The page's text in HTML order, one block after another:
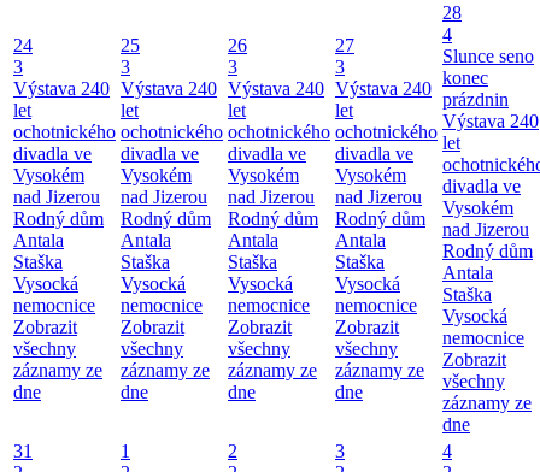
24
3
Výstava 240
let
ochotnického
divadla ve
Vysokém
nad Jizerou
Rodný dům
Antala
Staška
Vysocká
nemocnice
Zobrazit
všechny
záznamy ze
dne
25
3
Výstava 240
let
ochotnického
divadla ve
Vysokém
nad Jizerou
Rodný dům
Antala
Staška
Vysocká
nemocnice
Zobrazit
všechny
záznamy ze
dne
26
3
Výstava 240
let
ochotnického
divadla ve
Vysokém
nad Jizerou
Rodný dům
Antala
Staška
Vysocká
nemocnice
Zobrazit
všechny
záznamy ze
dne
27
3
Výstava 240
let
ochotnického
divadla ve
Vysokém
nad Jizerou
Rodný dům
Antala
Staška
Vysocká
nemocnice
Zobrazit
všechny
záznamy ze
dne
28
4
Slunce seno
konec
prázdnin
Výstava 240
let
divadla ve
Vysokém
nad Jizerou
Rodný dům
Antala
Staška
Vysocká
nemocnice
Zobrazit
všechny
záznamy ze
dne
31
1
2
3
4